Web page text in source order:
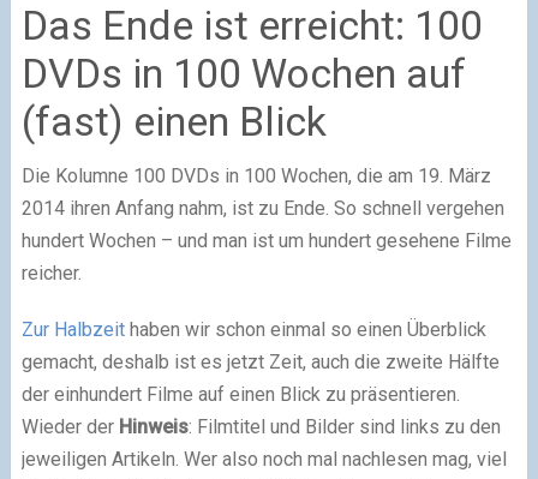
Das Ende ist erreicht: 100
DVDs in 100 Wochen auf
(fast) einen Blick
Die Kolumne 100 DVDs in 100 Wochen, die am 19. März
2014 ihren Anfang nahm, ist zu Ende. So schnell vergehen
hundert Wochen – und man ist um hundert gesehene Filme
reicher.
Zur Halbzeithaben wir schon einmal so einen Überblick
gemacht, deshalb ist es jetzt Zeit, auch die zweite Hälfte
der einhundert Filme auf einen Blick zu präsentieren.
Wieder der Hinweis: Filmtitel und Bilder sind links zu den
jeweiligen Artikeln. Wer also noch mal nachlesen mag, viel